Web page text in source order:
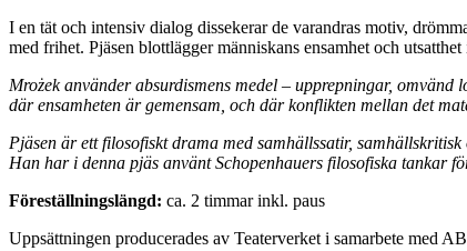
I en tät och intensiv dialog dissekerar de varandras motiv,
med frihet. Pjäsen blottlägger människans ensamhet och
Mrożek använder absurdismens medel – upprepningar,
där ensamheten är gemensam, och där konflikten mellan det
Pjäsen är ett filosofiskt drama med samhällssatir,
Han har i denna pjäs använt Schopenhauers filosofiska tankar
Föreställningslängd: ca. 2 timmar inkl. paus
Uppsättningen producerades av Teaterverket i samarbete med